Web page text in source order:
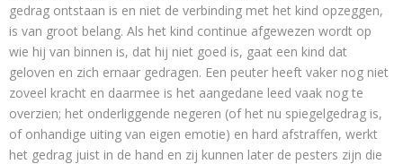
gedrag ontstaan is en niet de verbinding met het kind opzeggen,
is van groot belang. Als het kind continue afgewezen wordt op
wie hij van binnen is, dat hij niet goed is, gaat een kind dat
geloven en zich ernaar gedragen. Een peuter heeft vaker nog niet
zoveel kracht en daarmee is het aangedane leed vaak nog te
overzien; het onderliggende negeren (of het nu spiegelgedrag is,
of onhandige uiting van eigen emotie) en hard afstraffen, werkt
het gedrag juist in de hand en zij kunnen later de pesters zijn die